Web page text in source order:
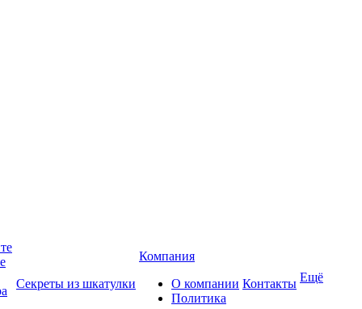
Секреты из шкатулки
Компания
О компании
Политика
Контакты Ещё